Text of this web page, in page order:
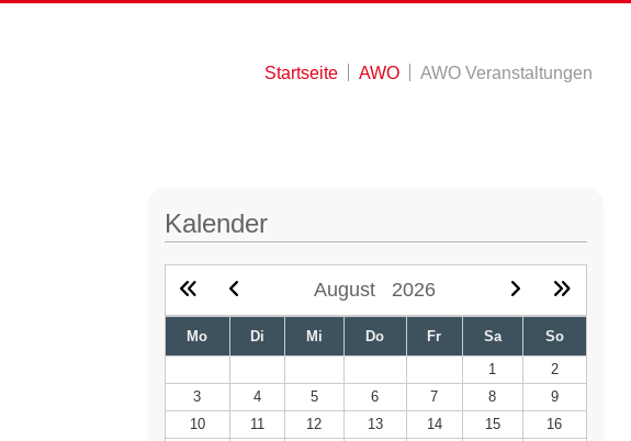
Startseite AWO AWO Veranstaltungen
Kalender
August 2026
Mo Di Mi Do Fr Sa
So
1
2
3
4 5 6 7 8
9
10
11 12 13 14 15
16